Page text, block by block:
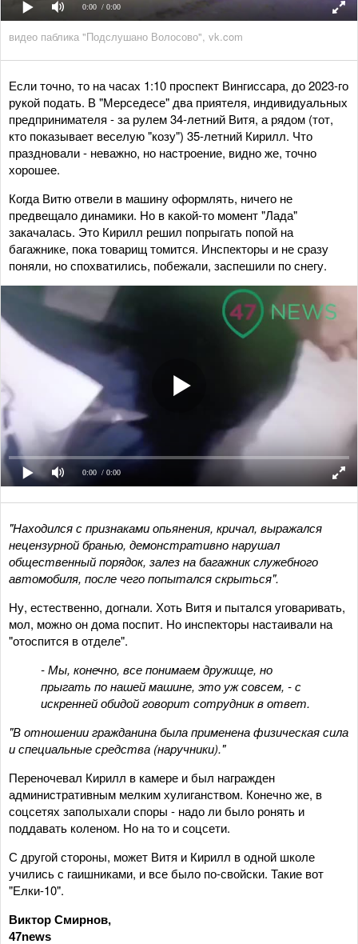
0:00 / 0:00
видео паблика "Подслушано Волосово", vk.com
Если точно, то на часах 1:10 проспект Вингиссара, до 2023-го
рукой подать. В "Мерседесе" два приятеля, индивидуальных
предпринимателя - за рулем 34-летний Витя, а рядом (тот,
кто показывает веселую "козу") 35-летний Кирилл. Что
праздновали - неважно, но настроение, видно же, точно
хорошее.
Когда Витю отвели в машину оформлять, ничего не
предвещало динамики. Но в какой-то момент "Лада"
закачалась. Это Кирилл решил попрыгать попой на
багажнике, пока товарищ томится. Инспекторы и не сразу
поняли, но спохватились, побежали, заспешили по снегу.
0:00 / 0:00
"Находился с признаками опьянения, кричал, выражался
нецензурной бранью, демонстративно нарушал
общественный порядок, залез на багажник служебного
автомобиля, после чего попытался скрыться".
Ну, естественно, догнали. Хоть Витя и пытался уговаривать,
мол, можно он дома поспит. Но инспекторы настаивали на
"отоспится в отделе".
- Мы, конечно, все понимаем дружище, но
прыгать по нашей машине, это уж совсем, - с
искренней обидой говорит сотрудник в ответ.
"В отношении гражданина была применена физическая сила
и специальные средства (наручники)."
Переночевал Кирилл в камере и был награжден
административным мелким хулиганством. Конечно же, в
соцсетях заполыхали споры - надо ли было ронять и
поддавать коленом. Но на то и соцсети.
С другой стороны, может Витя и Кирилл в одной школе
учились с гаишниками, и все было по-свойски. Такие вот
"Елки-10".
Виктор Смирнов,
47news